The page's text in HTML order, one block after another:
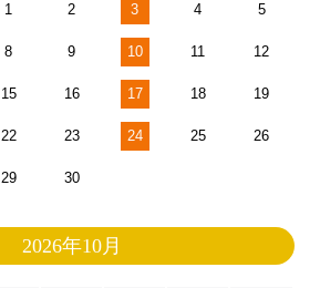
1 2 3 4 5
8 9 10 11 12
15 16 17 18 19
22 23 24 25 26
29 30
2026年10月